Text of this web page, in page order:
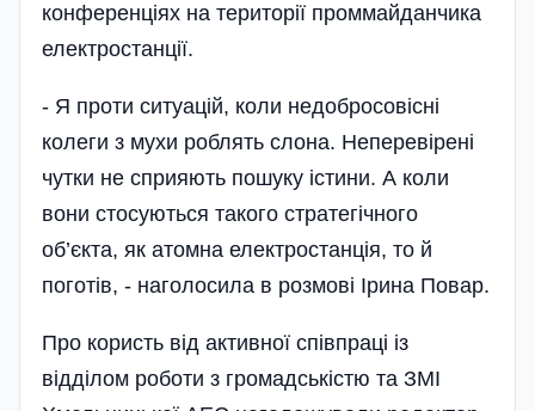
конференціях на території проммайданчика
електростанції.
- Я проти ситуацій, коли недобросовісні
колеги з мухи роблять слона. Неперевірені
чутки не сприяють пошуку істини. А коли
вони стосуються такого стратегічного
об’єкта, як атомна електростанція, то й
поготів, - наголосила в розмові Ірина Повар.
Про користь від активної­ співпраці із
відділом роботи­ з громадськістю та ЗМІ